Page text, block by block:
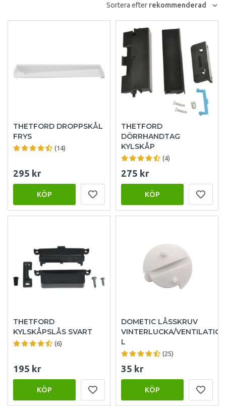
Sortera efter rekommenderad
THETFORD DROPPSKÅL
FRYS
(14)
295 kr
KÖP
THETFORD
DÖRRHANDTAG
KYLSKÅP
(4)
275 kr
KÖP
THETFORD
KYLSKÅPSLÅS SVART
(6)
195 kr
KÖP
DOMETIC LÅSSKRUV
VINTERLUCKA/
L
(25)
35 kr
KÖP